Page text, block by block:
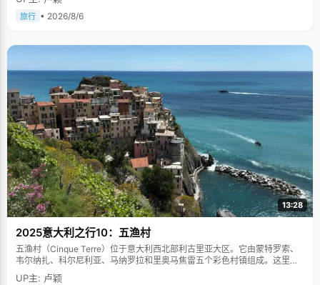
旅行 • 2026/8/6
13:28
2025意大利之行10：五渔村
五渔村（Cinque Terre）位于意大利西北部利古里亚大区。它由蒙特罗索、
韦尔纳扎、科尔尼利亚、马纳罗拉和里奥马焦雷五个彩色村镇组成。这里依
山傍海，房屋色彩斑斓，1997年被列为世界文化遗产。
UP主: 卢颖